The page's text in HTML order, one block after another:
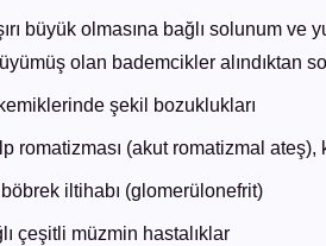
büyük olmasına bağlı solunum
olan bademcikler alındıktan
şekil bozuklukları
(akut romatizmal ateş),
iltihabı (glomerülonefrit)
çeşitli müzmin hastalıklar